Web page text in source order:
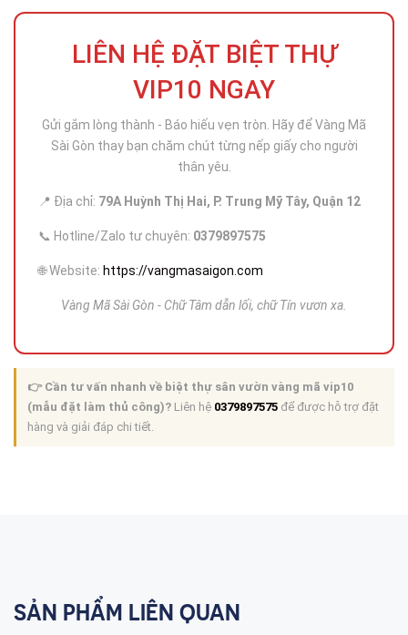
LIÊN HỆ ĐẶT BIỆT THỰ
VIP10 NGAY
Gửi gắm lòng thành - Báo hiếu vẹn tròn. Hãy để Vàng Mã
Sài Gòn thay bạn chăm chút từng nếp giấy cho người
thân yêu.
📍 Địa chỉ: 79A Huỳnh Thị Hai, P. Trung Mỹ Tây, Quận 12
📞 Hotline/Zalo tư chuyên: 0379897575
🌐 Website: https://vangmasaigon.com
Vàng Mã Sài Gòn - Chữ Tâm dẫn lối, chữ Tín vươn xa.
👉 Cần tư vấn nhanh về biệt thự sân vườn vàng mã vip10
(mẫu đặt làm thủ công)? Liên hệ 0379897575 để được hỗ trợ đặt
hàng và giải đáp chi tiết.
SẢN PHẨM LIÊN QUAN